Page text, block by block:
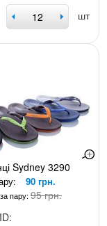
шт
Sydney 3290
90 грн.
пару:95 грн.